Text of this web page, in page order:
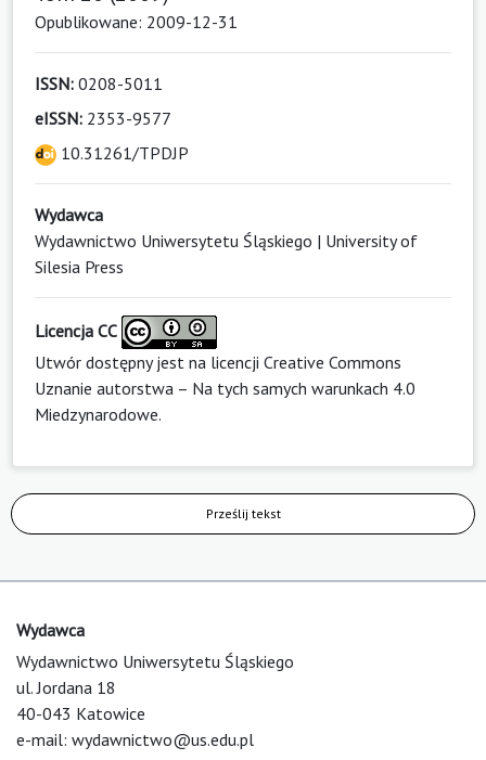
Opublikowane: 2009-12-31
ISSN: 0208-5011
eISSN: 2353-9577
10.31261/TPDJP
Wydawca
Wydawnictwo Uniwersytetu Śląskiego | University of
Silesia Press
Licencja CC
Utwór dostępny jest na licencji Creative Commons
Uznanie autorstwa – Na tych samych warunkach 4.0
Miedzynarodowe.
Prześlij tekst
Wydawca
Wydawnictwo Uniwersytetu Śląskiego
ul. Jordana 18
40-043 Katowice
e-mail: wydawnictwo@us.edu.pl